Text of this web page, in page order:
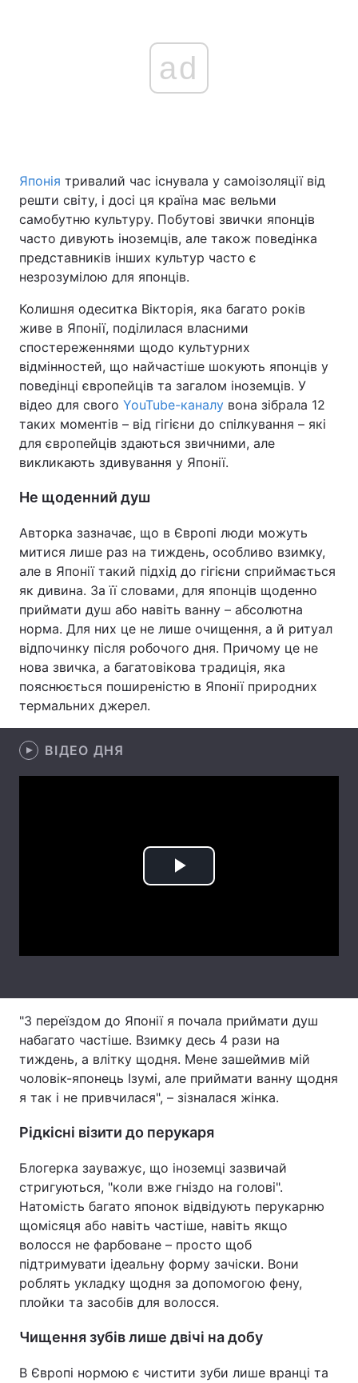
Головна Війна
Україна Політика
Економіка Світ
Техно і зв'язок Лайт
Зброя Інциденти
Здоров'я
Цікавинки Погода
Екологія Регіони
Лонгріди
Відео з Youtube Статті
Інтерв'ю Думки
Вакансії
Контакти
Послуги
ad
Японія тривалий час існувала у самоізоляції від
решти світу, і досі ця країна має вельми
самобутню культуру. Побутові звички японців
часто дивують іноземців, але також поведінка
представників інших культур часто є
незрозумілою для японців.
Колишня одеситка Вікторія, яка багато років
живе в Японії, поділилася власними
спостереженнями щодо культурних
відмінностей, що найчастіше шокують японців у
поведінці європейців та загалом іноземців. У
відео для свого YouTube-каналу вона зібрала 12
таких моментів – від гігієни до спілкування – які
для європейців здаються звичними, але
викликають здивування у Японії.
Не щоденний душ
Авторка зазначає, що в Європі люди можуть
митися лише раз на тиждень, особливо взимку,
але в Японії такий підхід до гігієни сприймається
як дивина. За її словами, для японців щоденно
приймати душ або навіть ванну – абсолютна
норма. Для них це не лише очищення, а й ритуал
відпочинку після робочого дня. Причому це не
нова звичка, а багатовікова традиція, яка
пояснюється поширеністю в Японії природних
термальних джерел.
ВІДЕО ДНЯ
Play
"З переїздом до Японії я почала приймати душ
набагато частіше. Взимку десь 4 рази на
тиждень, а влітку щодня. Мене зашеймив мій
чоловік-японець Ізумі, але приймати ванну щодня
я так і не привчилася", – зізналася жінка.
Рідкісні візити до перукаря
Блогерка зауважує, що іноземці зазвичай
стригуються, "коли вже гніздо на голові".
Натомість багато японок відвідують перукарню
щомісяця або навіть частіше, навіть якщо
волосся не фарбоване – просто щоб
підтримувати ідеальну форму зачіски. Вони
роблять укладку щодня за допомогою фену,
плойки та засобів для волосся.
Чищення зубів лише двічі на добу
В Європі нормою є чистити зуби лише вранці та